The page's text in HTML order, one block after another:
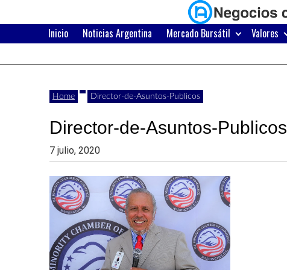
content
Negocios
con
Argentina
Últimas
noticias,
y
actualidad
de
negocios
con
Argentina.
Inicio Noticias Argentina Mercado Bursátil Valores
Home Director-de-Asuntos-Publicos
Director-de-Asuntos-Publicos
7 julio, 2020